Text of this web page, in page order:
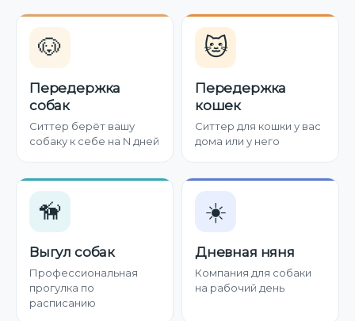
🐶
Передержка
собак
Ситтер берёт вашу
собаку к себе на N дней
🐱
Передержка
кошек
Ситтер для кошки у вас
дома или у него
🦮
Выгул собак
Профессиональная
прогулка по
расписанию
☀️
Дневная няня
Компания для собаки
на рабочий день